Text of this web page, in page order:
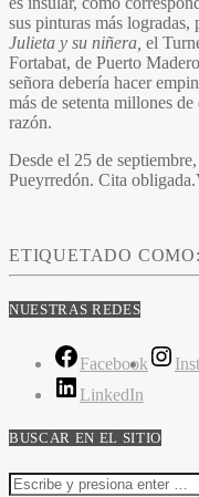
sus pinturas más logradas,
Julieta y su niñera, el
Fortabat, de Puerto
señora debería hacer
más de setenta millones
razón.
Desde el 25 de
Pueyrredón. Cita
ETIQUETADO COMO:
NUESTRAS REDES
Facebook
LinkedIn
BUSCAR EN EL SITIO